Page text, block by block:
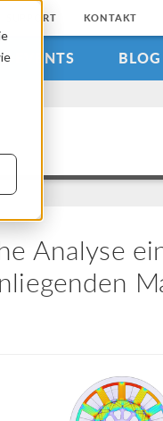
SUPPORT KONTAKT
EVENTS BLOG
Analyse